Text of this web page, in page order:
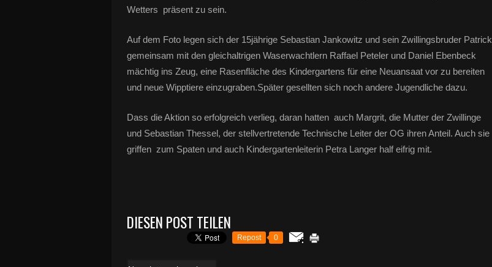
Wetters präsent zu sein.
Auf dem Foto legen sich der 15jährige Sebastian Jankowitz und sein Zwillingsbruder Patrick
gemeinsam mit den gleichaltrigen Waserwachtlern Raffael Peteler und Daniel Ebenbeck
mächtig ins Zeug, eine Rasenfläche des Kindergartens für eine Neuansaat vor zu bereiten
und neue Wipptiere einzugraben.Später gesellten sich noch andere Jugendliche dazu.
Dass die Aktion so erfolgreich verlieg, daran hatten auch Margrit, die Mutter der Zwillinge
und Sebastian Thessel, der stellvertretende Technische Leiter der OG ihren Anteil. Auch sie
griffen zum Spaten und auch Kindergartenleiterin Petra Langer half eifrig mit.
DIESEN POST TEILEN
Repost 0